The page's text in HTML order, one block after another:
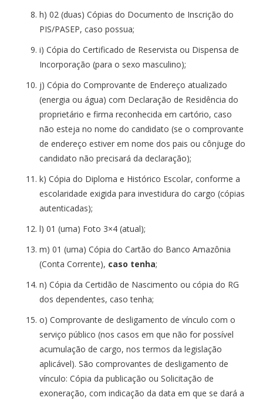
h) 02 (duas) Cópias do Documento de Inscrição do
PIS/PASEP, caso possua;
i) Cópia do Certificado de Reservista ou Dispensa de
Incorporação (para o sexo masculino);
j) Cópia do Comprovante de Endereço atualizado
(energia ou água) com Declaração de Residência do
proprietário e firma reconhecida em cartório, caso
não esteja no nome do candidato (se o comprovante
de endereço estiver em nome dos pais ou cônjuge do
candidato não precisará da declaração);
k) Cópia do Diploma e Histórico Escolar, conforme a
escolaridade exigida para investidura do cargo (cópias
autenticadas);
l) 01 (uma) Foto 3×4 (atual);
m) 01 (uma) Cópia do Cartão do Banco Amazônia
(Conta Corrente), caso tenha;
n) Cópia da Certidão de Nascimento ou cópia do RG
dos dependentes, caso tenha;
o) Comprovante de desligamento de vínculo com o
serviço público (nos casos em que não for possível
acumulação de cargo, nos termos da legislação
aplicável). São comprovantes de desligamento de
vínculo: Cópia da publicação ou Solicitação de
exoneração, com indicação da data em que se dará a